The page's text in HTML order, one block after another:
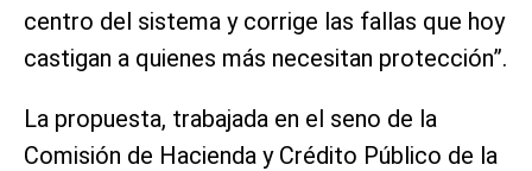
centro del sistema y corrige las fallas que hoy
castigan a quienes más necesitan protección”.
La propuesta, trabajada en el seno de la
Comisión de Hacienda y Crédito Público de la